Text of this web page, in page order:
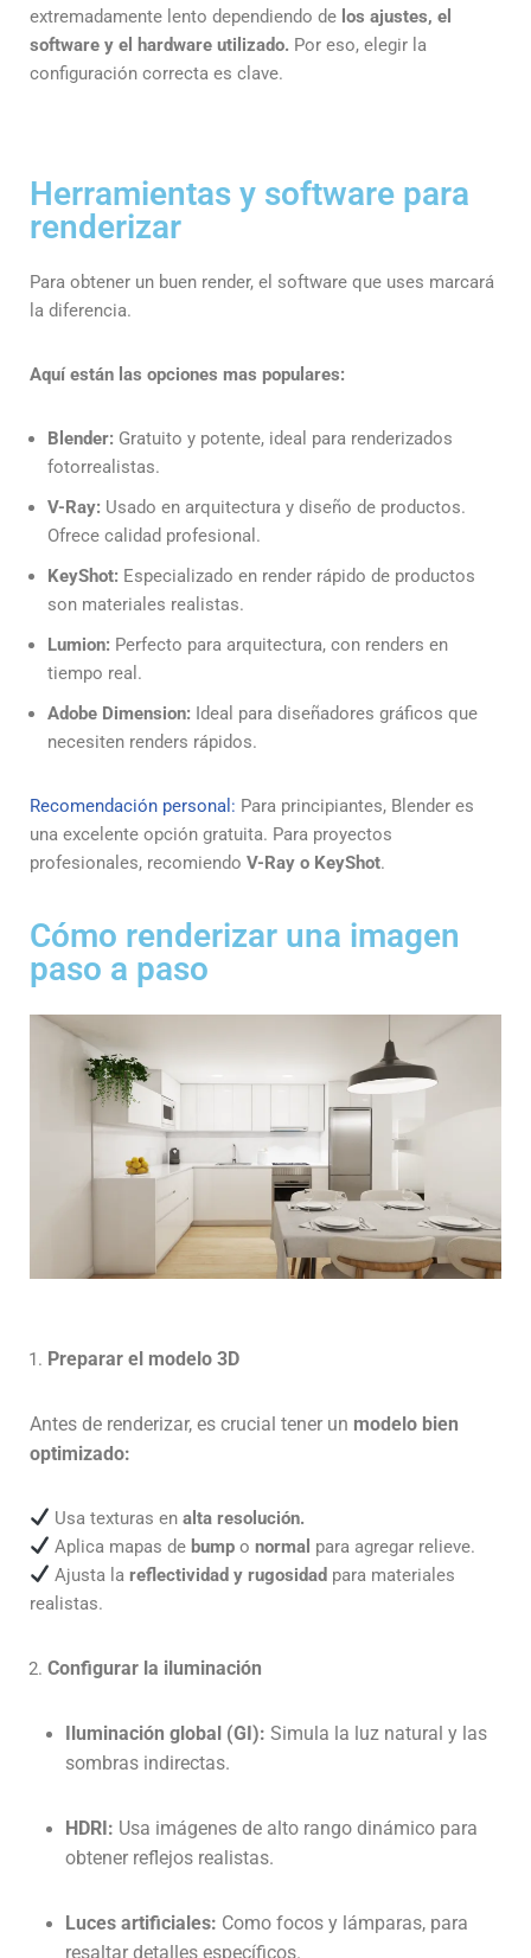
extremadamente lento dependiendo de los ajustes, el
software y el hardware utilizado. Por eso, elegir la
configuración correcta es clave.
Herramientas y software para
renderizar
Para obtener un buen render, el software que uses marcará
la diferencia.
Aquí están las opciones mas populares:
Blender: Gratuito y potente, ideal para renderizados
fotorrealistas.
V-Ray: Usado en arquitectura y diseño de productos.
Ofrece calidad profesional.
KeyShot: Especializado en render rápido de productos
son materiales realistas.
Lumion: Perfecto para arquitectura, con renders en
tiempo real.
Adobe Dimension: Ideal para diseñadores gráficos que
necesiten renders rápidos.
Recomendación personal: Para principiantes, Blender es
una excelente opción gratuita. Para proyectos
profesionales, recomiendo V-Ray o KeyShot.
Cómo renderizar una imagen
paso a paso
Preparar el modelo 3D
Antes de renderizar, es crucial tener un modelo bien
optimizado:
Usa texturas enalta resolución.
Aplica mapas de bump onormal para agregar relieve.
Ajusta lareflectividad y rugosidad para materiales
realistas.
Configurar la iluminación
Iluminación global (GI): Simula la luz natural y las
sombras indirectas.
HDRI: Usa imágenes de alto rango dinámico para
obtener reflejos realistas.
Luces artificiales: Como focos y lámparas, para
resaltar detalles específicos.